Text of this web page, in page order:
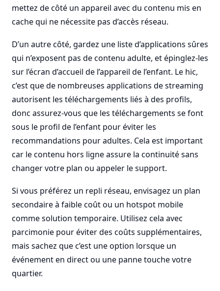
mettez de côté un appareil avec du contenu mis en
cache qui ne nécessite pas d’accès réseau.
D’un autre côté, gardez une liste d’applications sûres
qui n’exposent pas de contenu adulte, et épinglez-les
sur l’écran d’accueil de l’appareil de l’enfant. Le hic,
c’est que de nombreuses applications de streaming
autorisent les téléchargements liés à des profils,
donc assurez-vous que les téléchargements se font
sous le profil de l’enfant pour éviter les
recommandations pour adultes. Cela est important
car le contenu hors ligne assure la continuité sans
changer votre plan ou appeler le support.
Si vous préférez un repli réseau, envisagez un plan
secondaire à faible coût ou un hotspot mobile
comme solution temporaire. Utilisez cela avec
parcimonie pour éviter des coûts supplémentaires,
mais sachez que c’est une option lorsque un
événement en direct ou une panne touche votre
quartier.